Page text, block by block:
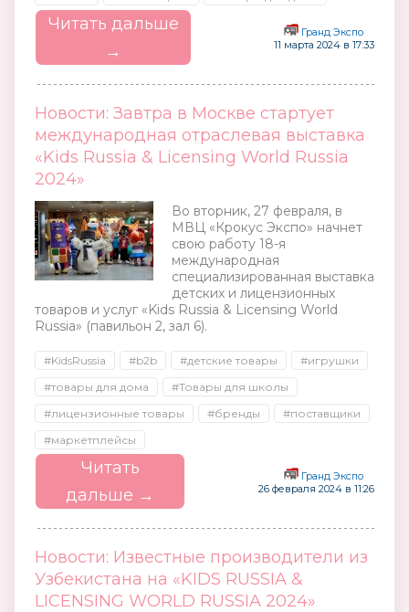
Читать дальше
→
Гранд Экспо
11 марта 2024 в 17:33
Новости: Завтра в Москве стартует
международная отраслевая выставка
«Kids Russia & Licensing World Russia
2024»
Во вторник, 27 февраля, в
МВЦ «Крокус Экспо» начнет
свою работу 18-я
международная
специализированная выставка
детских и лицензионных
товаров и услуг «Kids Russia & Licensing World
Russia» (павильон 2, зал 6).
#KidsRussia #b2b #детские товары
#игрушки
#товары для дома
#Товары для школы
#лицензионные товары
#бренды
#поставщики
#маркетплейсы
Читать
дальше →
Гранд Экспо
26 февраля 2024 в 11:26
Новости: Известные производители из
Узбекистана на «KIDS RUSSIA &
LICENSING WORLD RUSSIA 2024»